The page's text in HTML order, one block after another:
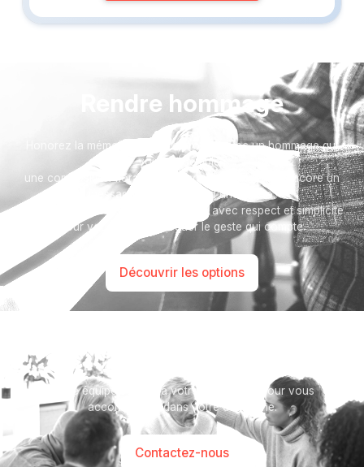
Rendre hommage
Honorez la mémoire de votre proche avec un hommage qui
vous ressemble :
une composition florale, une plaque, un arbre, ou encore un
message accompagné d'une photo.
Toutes nos options sont présentées avec respect et simplicité
pour vous aider à marquer le geste qui compte.
Découvrir les options
Notre équipe se tient à votre disposition pour vous
accompagner dans votre démarche.
Contactez-nous